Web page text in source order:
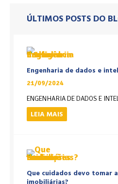
ÚLTIMOS POSTS DO
Engenharia de dados e
21/09/2024
ENGENHARIA DE DADOS E
LEIA MAIS
Que cuidados devo tomar